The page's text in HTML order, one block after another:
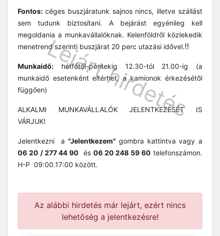
Fontos: céges buszjáratunk sajnos nincs, illetve szállást
sem tudunk biztosítani. A bejárást egyénileg kell
megoldania a munkavállalóknak. Kelenföldről közlekedik
menetrend szerinti buszjárat 20 perc utazási idővel.‼
Munkaidő: hétfőtől-péntekig 12.30-tól 21.00-ig (a
munkaidő esetenként eltérhet, a kamionok érkezésétől
függően)
ALKALMI MUNKAVÁLLALÓK JELENTKEZÉSÉT IS
VÁRJUK!
Jelentkezni a "Jelentkezem" gombra kattintva vagy a
06 20 / 277 44 90 és 06 20 248 59 60 telefonszámon.
H-P 09:00.17:00 között.
Az alábbi hirdetés már lejárt, ezért nincs
lehetőség a jelentkezésre!